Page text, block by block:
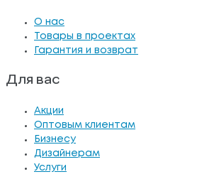
О нас
Товары в проектах
Гарантия и возврат
Для вас
Акции
Оптовым клиентам
Бизнесу
Дизайнерам
Услуги